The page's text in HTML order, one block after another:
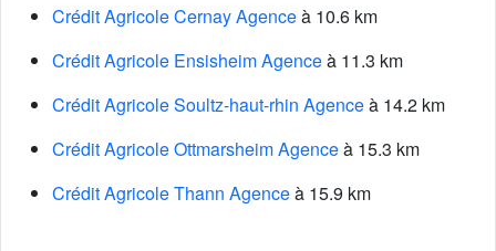
Crédit Agricole Cernay Agenceà 10.6 km
Crédit Agricole Ensisheim Agenceà 11.3 km
Crédit Agricole Soultz-haut-rhin Agenceà 14.2 km
Crédit Agricole Ottmarsheim Agenceà 15.3 km
Crédit Agricole Thann Agenceà 15.9 km